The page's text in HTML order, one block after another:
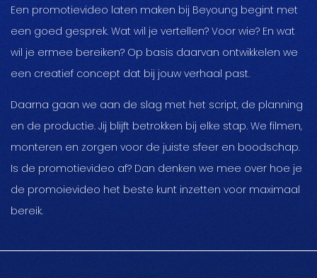
Een promotievideo laten maken bij Beyoung begint met
een goed gesprek. Wat wil je vertellen? Voor wie? En wat
wil je ermee bereiken? Op basis daarvan ontwikkelen we
een creatief concept dat bij jouw verhaal past.
Daarna gaan we aan de slag met het script, de planning
en de productie. Jij blijft betrokken bij elke stap. We filmen,
monteren en zorgen voor de juiste sfeer en boodschap.
Is de promotievideo af? Dan denken we mee over hoe je
de promoievideo het beste kunt inzetten voor maximaal
bereik.